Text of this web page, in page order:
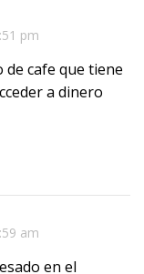
pm
cafe que tiene
a dinero
am
en el